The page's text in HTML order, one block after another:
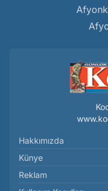
Hakkımızda
Künye
Reklam